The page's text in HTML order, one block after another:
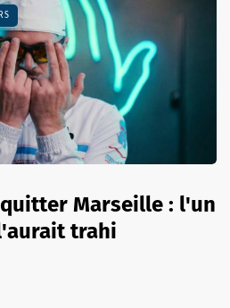
Marseille : l'un
trahi